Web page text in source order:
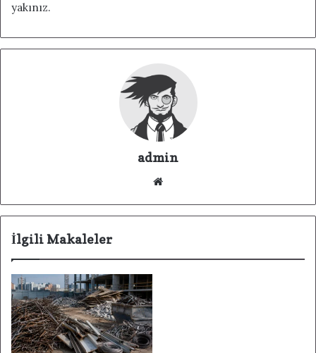
yakınız.
admin
sit
İlgili Makaleler